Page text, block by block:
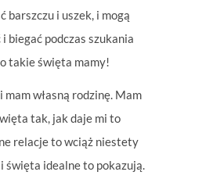
barszczu i uszek, i mogą
biegać podczas szukania
takie święta mamy!
mam własną rodzinę. Mam
tak, jak daje mi to
relacje to wciąż niestety
święta idealne to pokazują.